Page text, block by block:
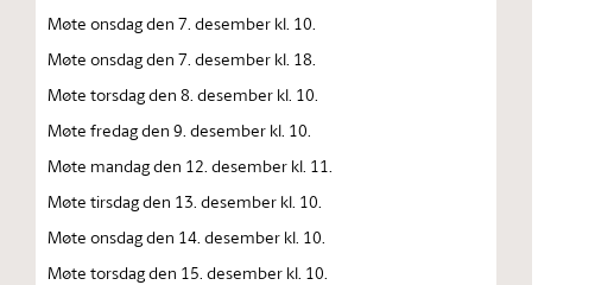
Møte onsdag den 7. desember kl. 10.
Møte onsdag den 7. desember kl. 18.
Møte torsdag den 8. desember kl. 10.
Møte fredag den 9. desember kl. 10.
Møte mandag den 12. desember kl. 11.
Møte tirsdag den 13. desember kl. 10.
Møte onsdag den 14. desember kl. 10.
Møte torsdag den 15. desember kl. 10.